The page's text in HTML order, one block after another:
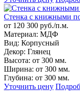
Стенка с книжными
от 120 300 руб./п.м.
Материал: МДФ
Вид: Корпусный
Декор: Глянец
Высота: от 300 мм.
Ширина: от 300 мм.
Глубина: от 300 мм.
Уточнить цену